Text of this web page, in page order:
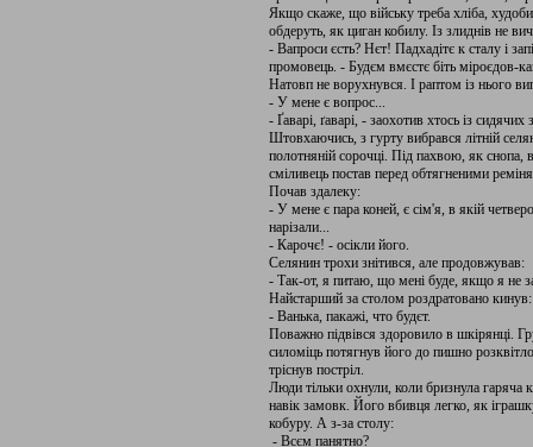
Якщо скаже, що війську треба хліба,
обдеруть, як циган кобилу. Із злиднів не
- Вапроси єсть? Нєт! Падхадітє к сталу і
промовець. - Будєм вмєстє біть міроєдов-
Натовп не ворухнувся. І раптом із нього
- У мене є вопрос...
- Ґаварі, ґаварі, - заохотив хтось із
Штовхаючись, з гурту вибрався літній
полотняній сорочці. Під пахвою, як
сміливець постав перед обтягненими
Почав здалеку:
- У мене є пара коней, є сім'я, в якій
нарізали...
- Карочє! - осікли його.
Селянин трохи знітився, але продовжував:
- Так-от, я питаю, що мені буде, якщо я не
Найстарший за столом роздратовано кинув:
- Ванька, пакажі, что будєт.
Поважно підвівся здоровило в шкірянці.
силоміць потягнув його до пишно
тріснув постріл.
Люди тільки охнули, коли бризнула гаряча
навік замовк. Його вбивця легко, як
кобуру. А з-за столу:
- Всєм панятно?